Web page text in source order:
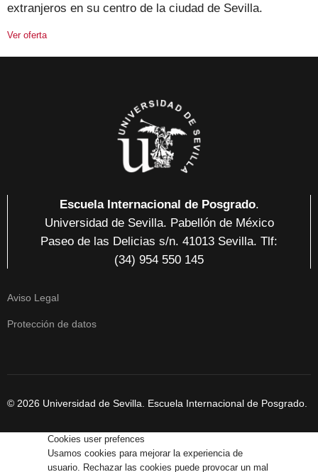
extranjeros en su centro de la ciudad de Sevilla.
Ver oferta
Escuela Internacional de Posgrado.
Universidad de Sevilla. Pabellón de México
Paseo de las Delicias s/n. 41013 Sevilla. Tlf:
(34) 954 550 145
Aviso Legal
Protección de datos
© 2026 Universidad de Sevilla. Escuela Internacional de Posgrado.
Cookies user prefences
Usamos cookies para mejorar la experiencia de
usuario. Rechazar las cookies puede provocar un mal